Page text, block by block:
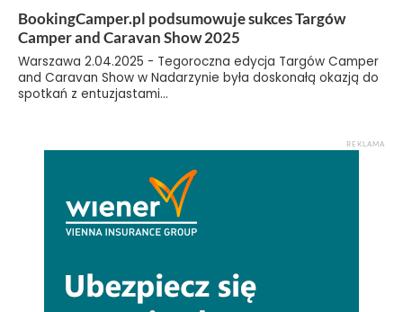
BookingCamper.pl podsumowuje sukces Targów
Camper and Caravan Show 2025
Warszawa 2.04.2025 - Tegoroczna edycja Targów Camper
and Caravan Show w Nadarzynie była doskonałą okazją do
spotkań z entuzjastami...
REKLAMA